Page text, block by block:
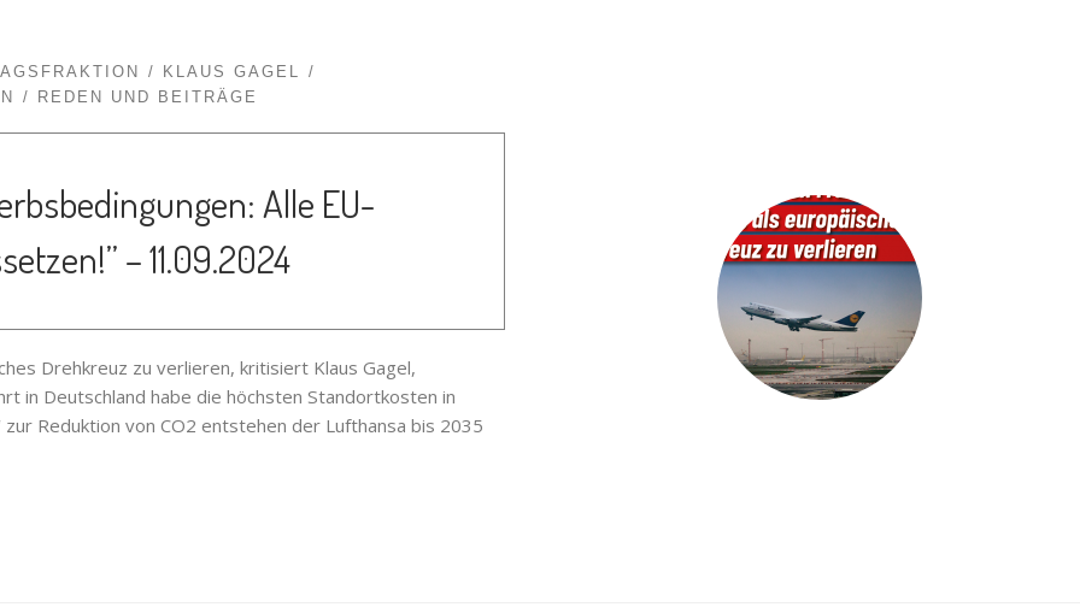
KLAUS GAGEL
REDEN UND BEITRÄGE
Alle EU-
– 11.09.2024
Drehkreuz zu verlieren, kritisiert Klaus Gagel,
in Deutschland habe die höchsten Standortkosten in
zur Reduktion von CO2 entstehen der Lufthansa bis 2035